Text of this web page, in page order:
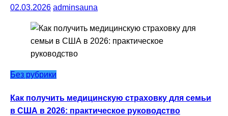
02.03.2026 adminsauna
Без рубрики
Как получить медицинскую страховку для семьи
в США в 2026: практическое руководство